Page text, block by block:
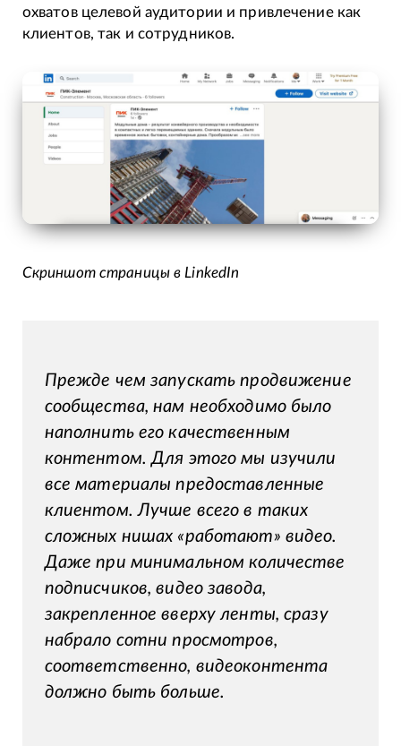
охватов целевой аудитории и привлечение как
клиентов, так и сотрудников.
Скриншот страницы в LinkedIn
Прежде чем запускать продвижение
сообщества, нам необходимо было
наполнить его качественным
контентом. Для этого мы изучили
все материалы предоставленные
клиентом. Лучше всего в таких
сложных нишах «работают» видео.
Даже при минимальном количестве
подписчиков, видео завода,
закрепленное вверху ленты, сразу
набрало сотни просмотров,
соответственно, видеоконтента
должно быть больше.